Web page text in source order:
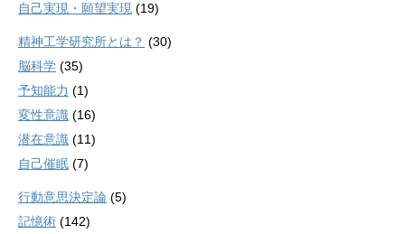
自己実現・願望実現 (19)
精神工学研究所とは？ (30)
脳科学 (35)
予知能力 (1)
変性意識 (16)
潜在意識 (11)
自己催眠 (7)
行動意思決定論 (5)
記憶術 (142)